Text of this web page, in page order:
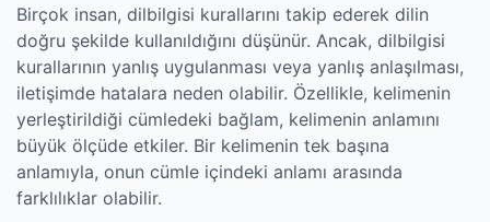
Birçok insan, dilbilgisi kurallarını takip ederek dilin
doğru şekilde kullanıldığını düşünür. Ancak, dilbilgisi
kurallarının yanlış uygulanması veya yanlış anlaşılması,
iletişimde hatalara neden olabilir. Özellikle, kelimenin
yerleştirildiği cümledeki bağlam, kelimenin anlamını
büyük ölçüde etkiler. Bir kelimenin tek başına
anlamıyla, onun cümle içindeki anlamı arasında
farklılıklar olabilir.